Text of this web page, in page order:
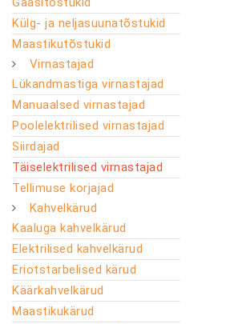
Külg- ja neljasuunatõstukid
Maastikutõstukid
Virnastajad
Lükandmastiga virnastajad
Manuaalsed virnastajad
Poolelektrilised virnastajad
Siirdajad
Täiselektrilised virnastajad
Tellimuse korjajad
Kahvelkärud
Kaaluga kahvelkärud
Elektrilised kahvelkärud
Eriotstarbelised kärud
Käärkahvelkärud
Maastikukärud